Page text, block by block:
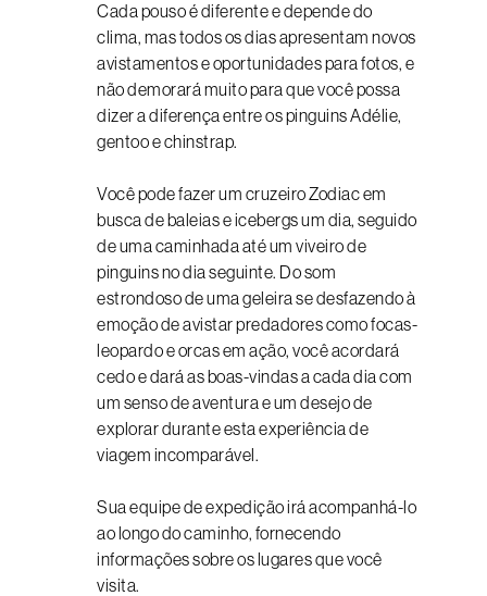
Cada pouso é diferente e depende do
clima, mas todos os dias apresentam novos
avistamentos e oportunidades para fotos, e
não demorará muito para que você possa
dizer a diferença entre os pinguins Adélie,
gentoo e chinstrap.
Você pode fazer um cruzeiro Zodiac em
busca de baleias e icebergs um dia, seguido
de uma caminhada até um viveiro de
pinguins no dia seguinte. Do som
estrondoso de uma geleira se desfazendo à
emoção de avistar predadores como focas-
leopardo e orcas em ação, você acordará
cedo e dará as boas-vindas a cada dia com
um senso de aventura e um desejo de
explorar durante esta experiência de
viagem incomparável.
Sua equipe de expedição irá acompanhá-lo
ao longo do caminho, fornecendo
informações sobre os lugares que você
visita.